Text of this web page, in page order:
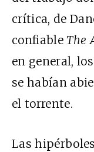
crítica, de
confiableThe
en general,
se habían
el torrente.
Las